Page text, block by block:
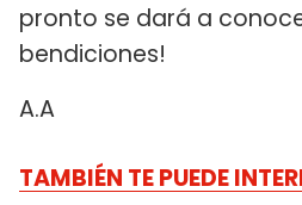
pronto se dará a
bendiciones!
A.A
TAMBIÉN TE PUEDE